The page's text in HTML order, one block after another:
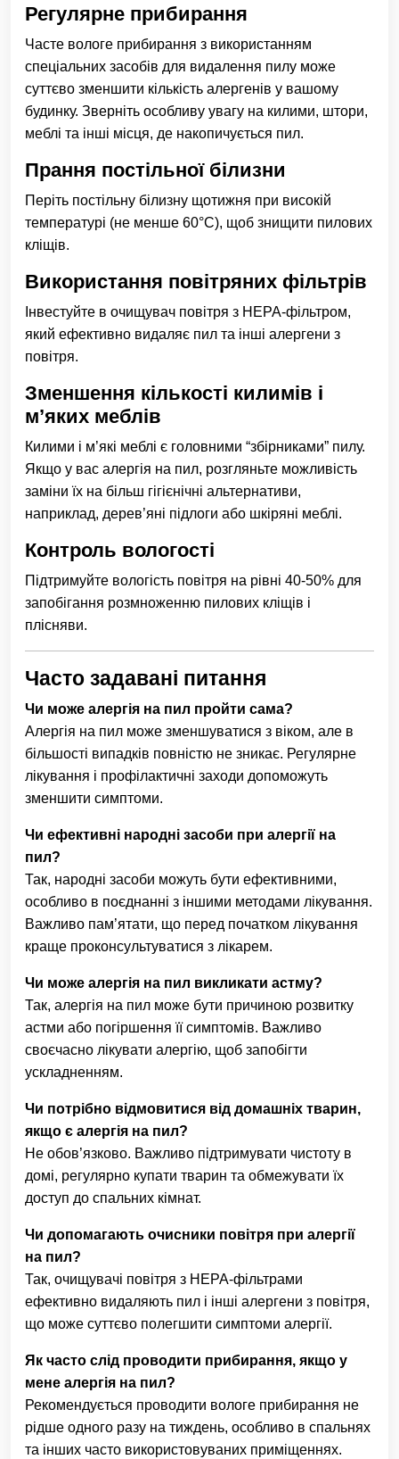
Регулярне прибирання
Часте вологе прибирання з використанням
спеціальних засобів для видалення пилу може
суттєво зменшити кількість алергенів у вашому
будинку. Зверніть особливу увагу на килими, штори,
меблі та інші місця, де накопичується пил.
Прання постільної білизни
Періть постільну білизну щотижня при високій
температурі (не менше 60°C), щоб знищити пилових
кліщів.
Використання повітряних фільтрів
Інвестуйте в очищувач повітря з HEPA-фільтром,
який ефективно видаляє пил та інші алергени з
повітря.
Зменшення кількості килимів і
м’яких меблів
Килими і м’які меблі є головними “збірниками” пилу.
Якщо у вас алергія на пил, розгляньте можливість
заміни їх на більш гігієнічні альтернативи,
наприклад, дерев’яні підлоги або шкіряні меблі.
Контроль вологості
Підтримуйте вологість повітря на рівні 40-50% для
запобігання розмноженню пилових кліщів і
плісняви.
Часто задавані питання
Чи може алергія на пил пройти сама?
Алергія на пил може зменшуватися з віком, але в
більшості випадків повністю не зникає. Регулярне
лікування і профілактичні заходи допоможуть
зменшити симптоми.
Чи ефективні народні засоби при алергії на
пил?
Так, народні засоби можуть бути ефективними,
особливо в поєднанні з іншими методами лікування.
Важливо пам’ятати, що перед початком лікування
краще проконсультуватися з лікарем.
Чи може алергія на пил викликати астму?
Так, алергія на пил може бути причиною розвитку
астми або погіршення її симптомів. Важливо
своєчасно лікувати алергію, щоб запобігти
ускладненням.
Чи потрібно відмовитися від домашніх тварин,
якщо є алергія на пил?
Не обов’язково. Важливо підтримувати чистоту в
домі, регулярно купати тварин та обмежувати їх
доступ до спальних кімнат.
Чи допомагають очисники повітря при алергії
на пил?
Так, очищувачі повітря з HEPA-фільтрами
ефективно видаляють пил і інші алергени з повітря,
що може суттєво полегшити симптоми алергії.
Як часто слід проводити прибирання, якщо у
мене алергія на пил?
Рекомендується проводити вологе прибирання не
рідше одного разу на тиждень, особливо в спальнях
та інших часто використовуваних приміщеннях.